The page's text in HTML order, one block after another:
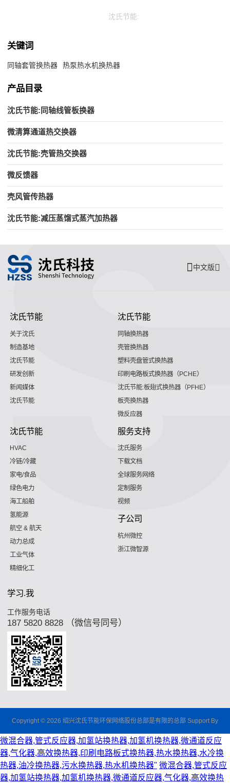
沈氏节能:
关键词
同轴套管换热器 热泵热水机换热器
产品目录
沈氏节能:同轴线管板换器
微清算通道热交换器
沈氏节能:壳管热交换器
微反馈器
壳风管传热器
沈氏节能:减压蒸馏式蒸汽加热器
中文版
沈氏节能
关于沈氏
制造基地
沈氏节能
研发创新
新闻媒体
沈氏节能
沈氏节能
同轴换热器
壳管换热器
塑料壳盘管式换热器
印刷电路板式换热器（PCHE）
沈氏节能:板翅式换热器（PFHE）
板壳换热器
微反应器
沈氏节能
HVAC
冷链/冷藏
家电/食品
绿色电力
海工船舶
氢能源
航空 & 航天
动力总成
工业气体
精细化工
服务支持
沈氏服务
下载文档
全球服务网络
定制服务
视频
子公司
杭州微控
浙江微智源
学习.我
工作服务电话
187 5820 8828 （微信号同号）
Copyright © 2026 绍兴沈氏节能环保网络股份总部是有限的总部 Support By
微混合器,管式反应器,加氢站换热器,加氢机换热器,微通道反应
器,气化器,高效换热器,印刷电路板式换热器,热水换热器,水冷换
热器,油冷换热器,污水换热器,热水机换热器" 微混合器,管式反应
器,加氢站换热器,加氢机换热器,微通道反应器,气化器,高效换热